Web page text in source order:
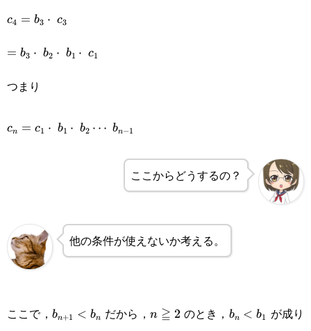
c_4=b_3\cdot c_3
c4 = b3 ⋅ c3
=b_3\cdot b_2\cdot b_1\cdot c_1
= b3 ⋅ b2 ⋅ b1 ⋅ c1
つまり
c_{n}=c_1\cdot b_1\cdot b_2\cdots b_{n-
cn = c1 ⋅ b1 ⋅ b2 ⋯ bn−1
ここからどうするの？
他の条件が使えないか考える。
ここで， b_{n+1}
bn+1 < bn だから， n\geqq2
n ≧ 2 のとき， b_{n}
bn < b1
が成り